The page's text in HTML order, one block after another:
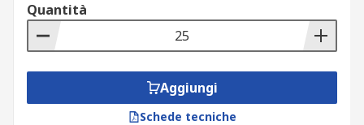
Quantità
Aggiungi
Schede tecniche